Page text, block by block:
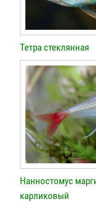
Тетра стеклянная
Нанностомус
карликовый